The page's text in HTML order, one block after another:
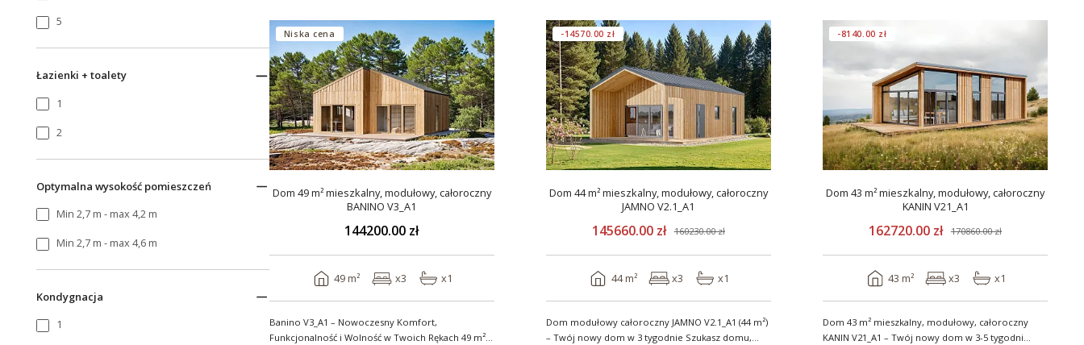
5
Łazienki + toalety
1
2
Optymalna wysokość pomieszczeń
Min 2,7 m - max 4,2 m
Min 2,7 m - max 4,6 m
Kondygnacja
1
Niska cena
Dom 49 m² mieszkalny, modułowy, całoroczny
BANINO V3_A1
144200.00 zł
49 m² x3 x1
Banino V3_A1 – Nowoczesny Komfort,
Funkcjonalność i Wolność w Twoich Rękach 49 m²
-14570.00 zł
Dom 44 m² mieszkalny, modułowy, całoroczny
JAMNO V2.1_A1
145660.00 zł 160230.00 zł
44 m² x3 x1
Dom modułowy całoroczny JAMNO V2.1_A1 (44 m²)
– Twój nowy dom w 3 tygodnie Szukasz domu,
-8140.00 zł
Dom 43 m² mieszkalny, modułowy, całoroczny
KANIN V21_A1
162720.00 zł 170860.00 zł
43 m² x3 x1
Dom 43 m² mieszkalny, modułowy, całoroczny
KANIN V21_A1 – Twój nowy dom w 3-5 tygodni